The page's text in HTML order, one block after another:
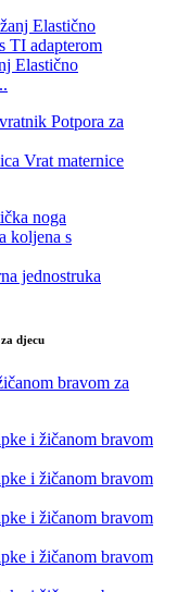
Elastično
Vrat maternice
jednostruka
djecu